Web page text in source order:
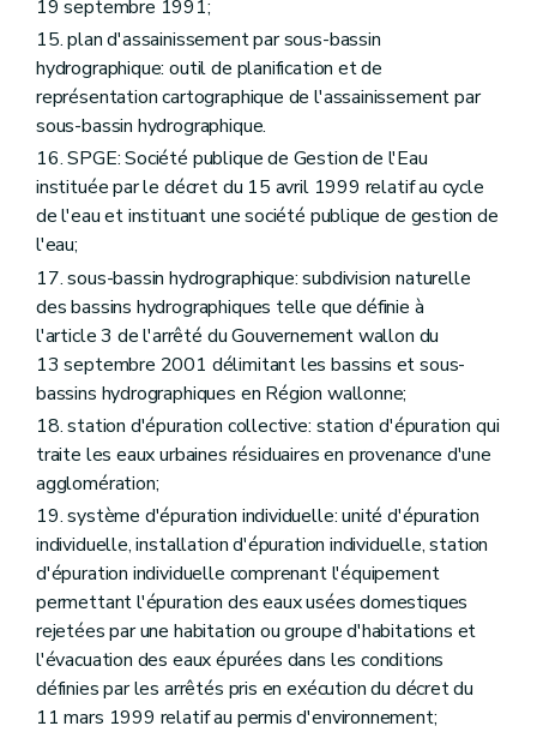
19 septembre 1991;
15. plan d'assainissement par sous-bassin
hydrographique: outil de planification et de
représentation cartographique de l'assainissement par
sous-bassin hydrographique.
16. SPGE: Société publique de Gestion de l'Eau
instituée par le décret du 15 avril 1999 relatif au cycle
de l'eau et instituant une société publique de gestion de
l'eau;
17. sous-bassin hydrographique: subdivision naturelle
des bassins hydrographiques telle que définie à
l'article 3 de l'arrêté du Gouvernement wallon du
13 septembre 2001 délimitant les bassins et sous-
bassins hydrographiques en Région wallonne;
18. station d'épuration collective: station d'épuration qui
traite les eaux urbaines résiduaires en provenance d'une
agglomération;
19. système d'épuration individuelle: unité d'épuration
individuelle, installation d'épuration individuelle, station
d'épuration individuelle comprenant l'équipement
permettant l'épuration des eaux usées domestiques
rejetées par une habitation ou groupe d'habitations et
l'évacuation des eaux épurées dans les conditions
définies par les arrêtés pris en exécution du décret du
11 mars 1999 relatif au permis d'environnement;